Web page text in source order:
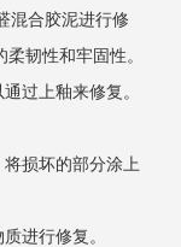
合胶泥进行修
韧性和牢固性。
过上釉来修复。
损坏的部分涂上
进行修复。